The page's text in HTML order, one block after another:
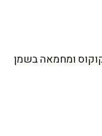
ומחמאה בשמן